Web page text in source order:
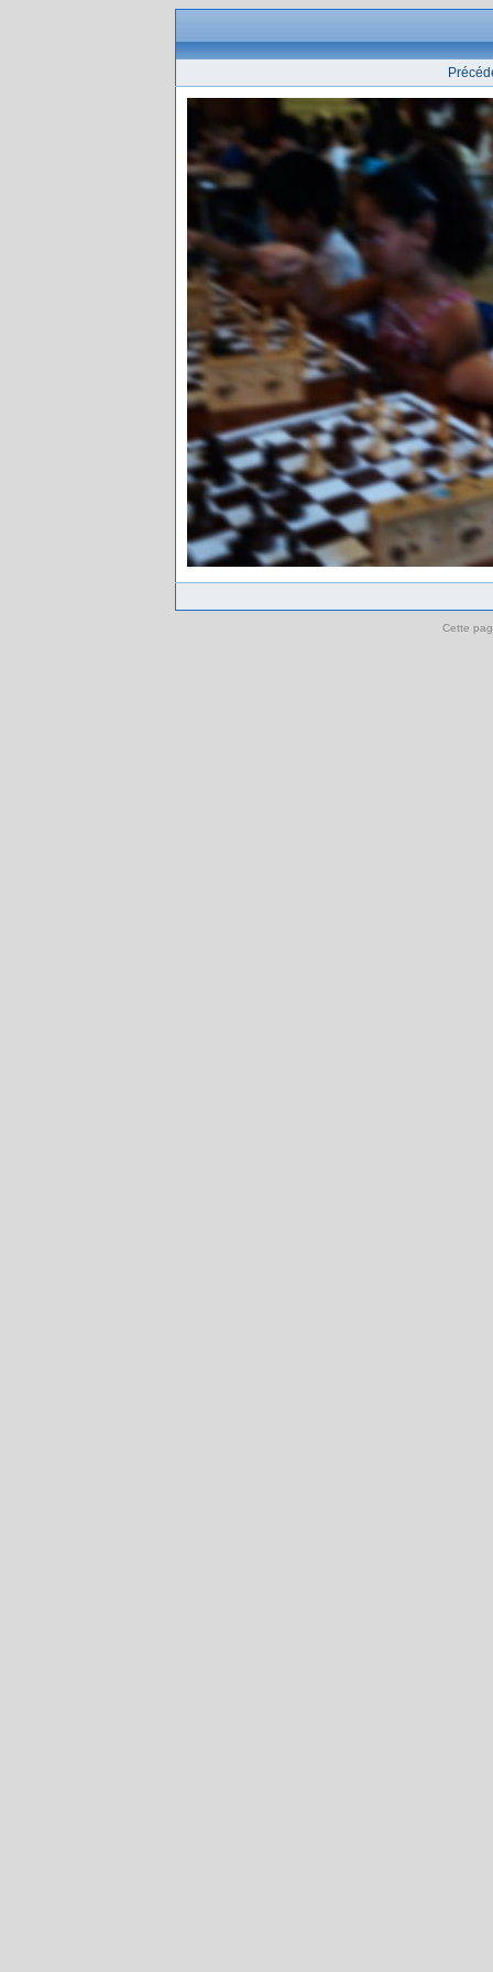
Cette